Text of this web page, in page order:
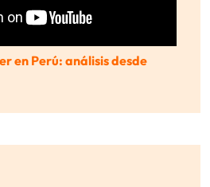
en Perú: análisis desde